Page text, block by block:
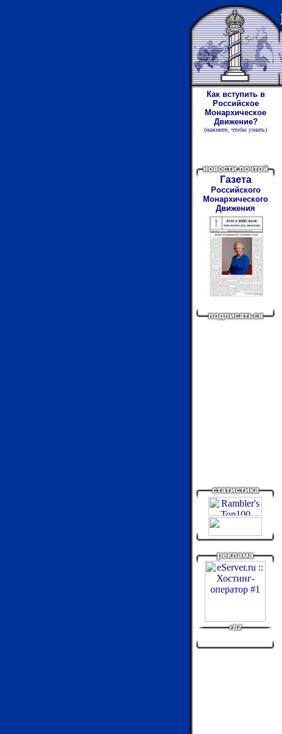
Как вступить в
Российское
Монархическое
Движение?
(нажмите чтобы узнать)
Газета
Российского
Монархического
Движения